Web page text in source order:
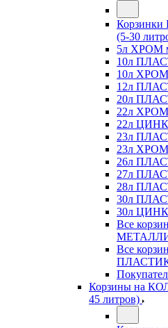
Корзинки
(5-30
5л ХРОМ
10л
10л ХРОМ
12л
20л
22л ХРОМ
22л ЦИНК
23л
23л ХРОМ
26л
27л
28л
30л
30л ЦИНК
Все
Все
Корзины на
45 литров)